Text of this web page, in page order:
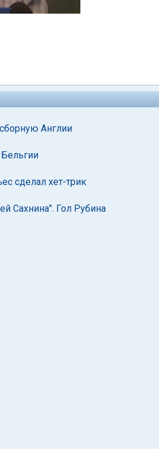
Англии
сделал хет-трик
Сахнина". Гол Рубина